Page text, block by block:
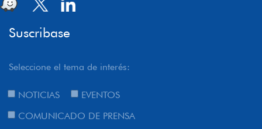
Suscribase
Seleccione el tema de interés:
NOTICIAS
EVENTOS
COMUNICADO DE PRENSA